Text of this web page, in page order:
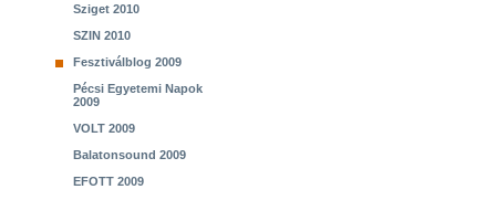
Sziget 2010
SZIN 2010
Fesztiválblog 2009
Pécsi Egyetemi Napok
2009
VOLT 2009
Balatonsound 2009
EFOTT 2009